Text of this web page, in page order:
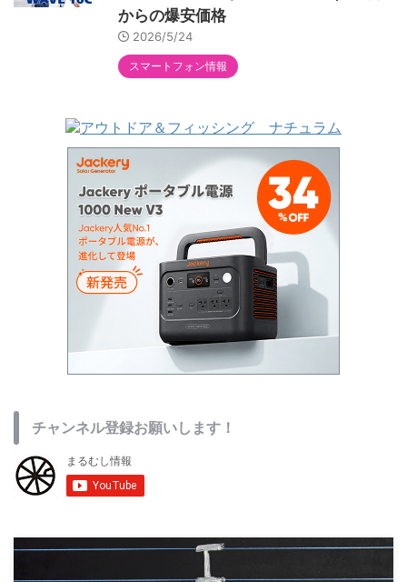
からの爆安価格
2026/5/24
スマートフォン情報
チャンネル登録お願いします！